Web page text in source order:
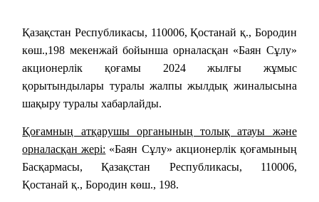
Қазақстан Республикасы, 110006, Қостанай қ., Бородин
көш.,198 мекенжай бойынша орналасқан «Баян Сұлу»
акционерлік қоғамы 2024 жылғы жұмыс
қорытындылары туралы жалпы жылдық жиналысына
шақыру туралы хабарлайды.
Қоғамның атқарушы органының толық атауы және
орналасқан жері: «Баян Сұлу» акционерлік қоғамының
Басқармасы, Қазақстан Республикасы, 110006,
Қостанай қ., Бородин көш., 198.